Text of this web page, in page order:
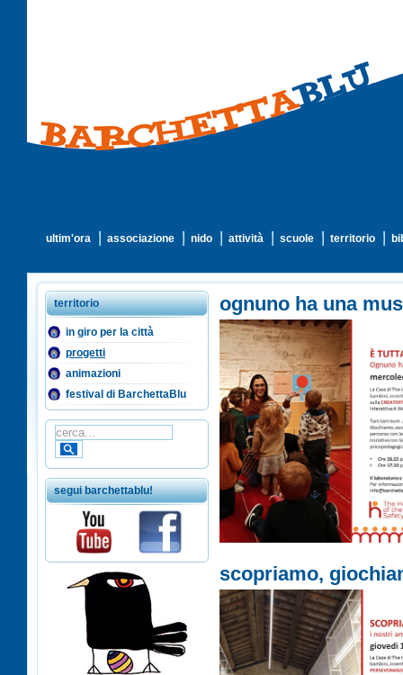
ultim'ora associazione nido attività scuole territorio
territorio
in giro per la città
progetti
animazioni
festival di BarchettaBlu
segui barchettablu!
ognuno ha una
scopriamo,